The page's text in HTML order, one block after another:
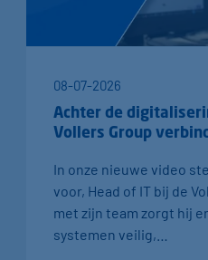
08-07-2026
Achter de
Vollers Group
In onze nieuwe video
voor, Head of IT bij de
met zijn team zorgt hij
systemen veilig,…